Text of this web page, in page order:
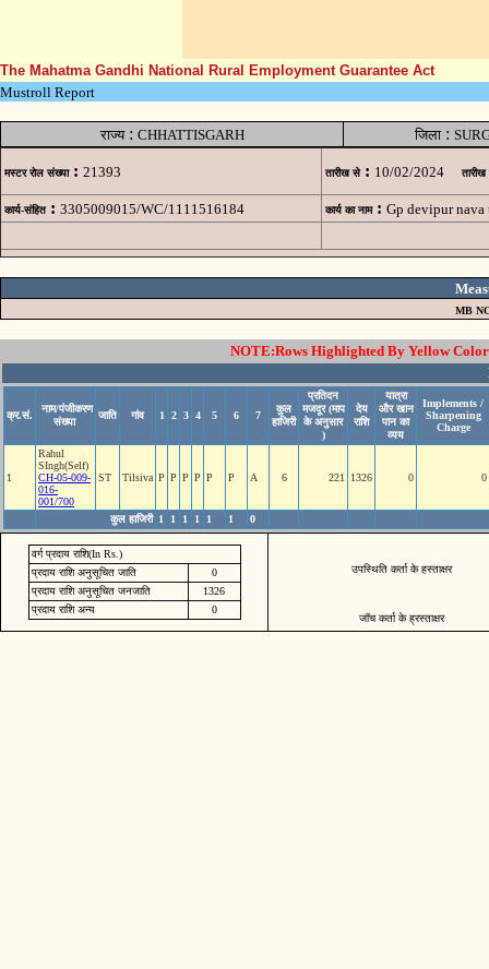
The Mahatma Gandhi National Rural Employment Guarantee Act
Mustroll Report
राज्य: CHHATTISGARH जिला :
मस्टर रोल संख्या : 21393 तारीख से : 10/02/2024 तारीख
कार्य-संहित : 3305009015/WC/1111516184 कार्य का नाम : Gp devipur
MB
NOTE:Rows Highlighted By Yellow
क्र.सं.
नाम/पंजीकरण
संख्या
जाति गांव 1 2 3 4 5 6 7
कुल
हाजिरी
प्रतिदन
मजदूर (माप
के अनुसार
)
देय
राशि
यात्रा
और खान
पान का
व्यय
Implements /
Sharpening
Charge
1
Rahul
SIngh(Self)
CH-05-009-
016-
001/700
ST Tilsiva P P P P P P A 6 221 1326 0 0
कुल हाजिरी 1 1 1 1 1 1 0
वर्ग प्रदाय राशि(In Rs.)
प्रदाय राशि अनुसूचित जाति
0
प्रदाय राशि अनुसूचित जनजाति
1326
प्रदाय राशि अन्य
0
उपस्थिति कर्ता के हस्ताक्षर
जॉच कर्ता के ह्रस्ताक्षर